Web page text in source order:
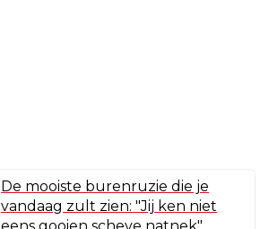
De mooiste burenruzie die je
vandaag zult zien: "Jij ken niet